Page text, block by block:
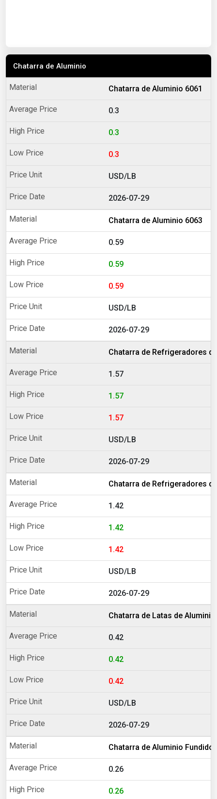
Chatarra de Aluminio
Chatarra de Aluminio 6061
0.3
0.3
0.3
USD/LB
2026-07-29
Chatarra de Aluminio 6063
0.59
0.59
0.59
USD/LB
2026-07-29
Chatarra de Refrigeradores
1.57
1.57
1.57
USD/LB
2026-07-29
Chatarra de Refrigeradores
1.42
1.42
1.42
USD/LB
2026-07-29
Chatarra de Latas de Aluminio
0.42
0.42
0.42
USD/LB
2026-07-29
Chatarra de Aluminio Fundido
0.26
0.26